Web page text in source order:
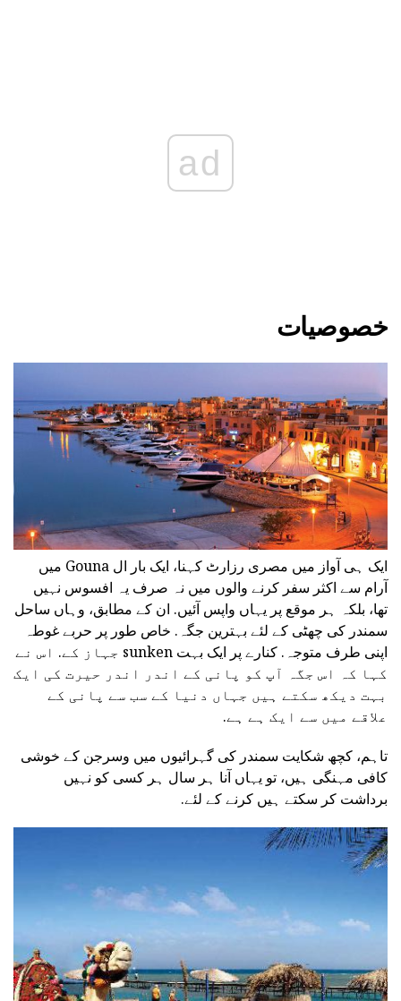
ad
خصوصیات
ایک ہی آواز میں مصری رزارٹ کہنا، ایک بار ال Gouna میں
آرام سے اکثر سفر کرنے والوں میں نہ صرف یہ افسوس نہیں
تھا، بلکہ ہر موقع پر یہاں واپس آئیں. ان کے مطابق، وہاں ساحل
سمندر کی چھٹی کے لئے بہترین جگہ. خاص طور پر حربے غوطہ
اپنی طرف متوجہ. کنارے پر ایک بہت sunken جہاز کے. اس نے
کہا کہ اس جگہ آپ کو پانی کے اندر اندر حیرت کی ایک
بہت دیکھ سکتے ہیں جہاں دنیا کے سب سے پانی کے
علاقے میں سے ایک ہے ہے.
تاہم، کچھ شکایت سمندر کی گہرائیوں میں وسرجن کے خوشی
کافی مہنگی ہیں، تو یہاں آنا ہر سال ہر کسی کو نہیں
برداشت کر سکتے ہیں کرنے کے لئے.